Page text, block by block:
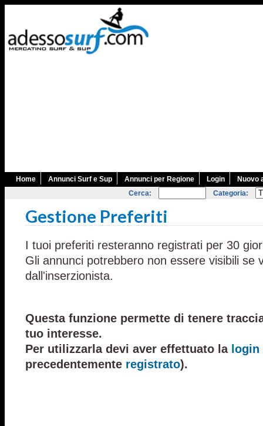
Home Annunci Surf e Sup Annunci per Regione Login
Nuovo
Cerca:
Categoria:
Gestione Preferiti
I tuoi preferiti resteranno registrati per 30
Gli annunci potrebbero non essere visibili se
dall'inserzionista.
Questa funzione permette di tenere
tuo interesse.
Per utilizzarla devi aver effettuato la login
precedentemente registrato).